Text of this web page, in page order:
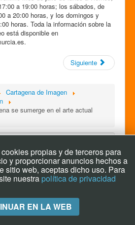
a 19:00 horas; los sábados, de
a 20:00 horas, y los domingos y
horas. Toda la información sobre la
está disponible en
Siguiente
Cartagena de Imagen
se sumerge en el arte actual
de Imagen
propias y de terceros para
y proporcionar anuncios hechos a
sitio web, aceptas dicho uso. Para
nuestra política de privacidad
EN LA WEB